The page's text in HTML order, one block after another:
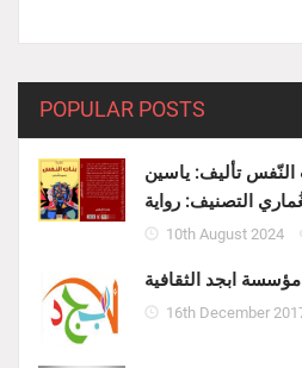
POPULAR POSTS
النّفس تأليف: ياسين
التصنيف: رواية
10th August 2024
مؤسسة ابجد الثقافية
16th December